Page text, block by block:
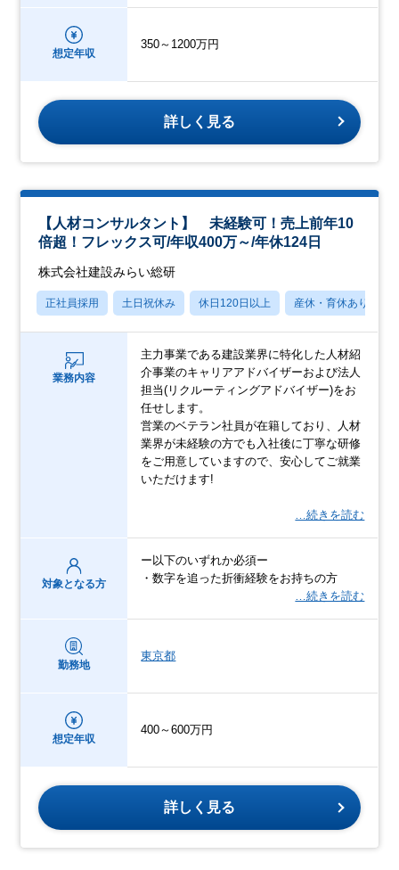
想定年収
350～1200万円
詳しく見る
【人材コンサルタント】 未経験可！売上前年10
倍超！フレックス可/年収400万～/年休124日
株式会社建設みらい総研
正社員採用 土日祝休み 休日120日以上 産休・育休あり
業務内容
主力事業である建設業界に特化した人材紹
介事業のキャリアアドバイザーおよび法人
担当(リクルーティングアドバイザー)をお
任せします。
営業のベテラン社員が在籍しており、人材
業界が未経験の方でも入社後に丁寧な研修
をご用意していますので、安心してご就業
いただけます!
…続きを読む
対象となる方
ー以下のいずれか必須ー
・数字を追った折衝経験をお持ちの方
…続きを読む
勤務地
東京都
想定年収
400～600万円
詳しく見る